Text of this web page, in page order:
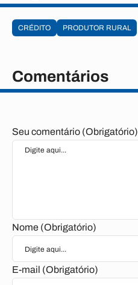
CRÉDITO PRODUTOR RURAL
Comentários
Seu comentário (Obrigatório)
Nome (Obrigatório)
E-mail (Obrigatório)